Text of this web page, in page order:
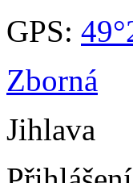
GPS:
Zborná
Jihlava